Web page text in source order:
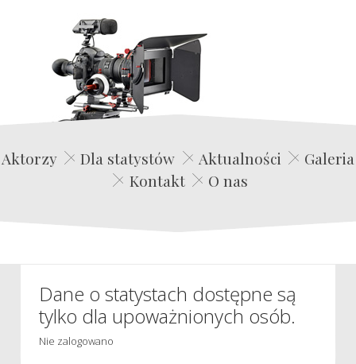
Edwin Film Agencja Aktorska
Aktorzy Dla statystów Aktualności
Galeria
Kontakt
O nas
Dane o statystach dostępne są
tylko dla upoważnionych osób.
Nie zalogowano